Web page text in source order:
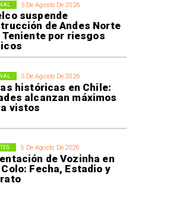
5 De Agosto De 2026
suspende
de Andes Norte
Teniente por riesgos
5 De Agosto De 2026
históricas en Chile:
alcanzan máximos
vistos
5 De Agosto De 2026
de Vozinha en
Colo: Fecha, Estadio y